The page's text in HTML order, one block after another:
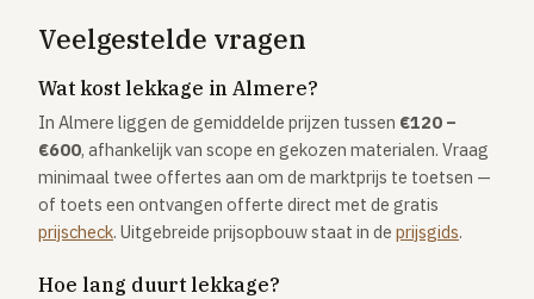
Veelgestelde vragen
Wat kost lekkage in Almere?
In Almere liggen de gemiddelde prijzen tussen €120 –
€600, afhankelijk van scope en gekozen materialen. Vraag
minimaal twee offertes aan om de marktprijs te toetsen —
of toets een ontvangen offerte direct met de gratis
prijscheck. Uitgebreide prijsopbouw staat in de prijsgids.
Hoe lang duurt lekkage?